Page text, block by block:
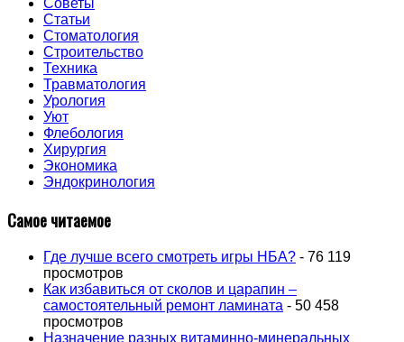
Советы
Статьи
Стоматология
Строительство
Техника
Травматология
Урология
Уют
Флебология
Хирургия
Экономика
Эндокринология
Самое читаемое
Где лучше всего смотреть игры НБА? - 76 119
просмотров
Как избавиться от сколов и царапин –
самостоятельный ремонт ламината - 50 458
просмотров
Назначение разных витаминно-минеральных